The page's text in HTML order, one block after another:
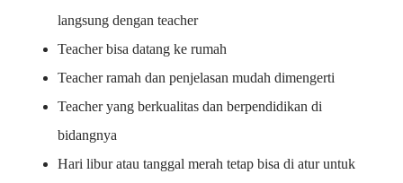
langsung dengan teacher
Teacher bisa datang ke rumah
Teacher ramah dan penjelasan mudah dimengerti
Teacher yang berkualitas dan berpendidikan di
bidangnya
Hari libur atau tanggal merah tetap bisa di atur untuk